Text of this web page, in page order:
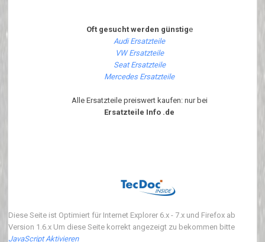
Oft gesucht werden günstige
Audi Ersatzteile
VW Ersatzteile
Seat Ersatzteile
Mercedes Ersatzteile
Alle Ersatzteile preiswert kaufen: nur bei
Ersatzteile Info .de
Diese Seite ist Optimiert für Internet Explorer 6.x - 7.x und Firefox ab
Version 1.6.x Um diese Seite korrekt angezeigt zu bekommen bitte
JavaScript Aktivieren